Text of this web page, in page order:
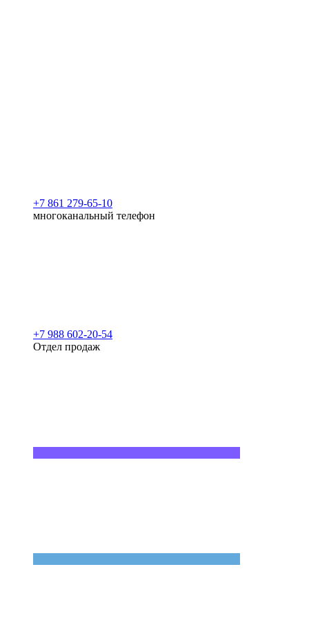
+7 861 279-65-10
многоканальный телефон
+7 988 602-20-54
Отдел продаж